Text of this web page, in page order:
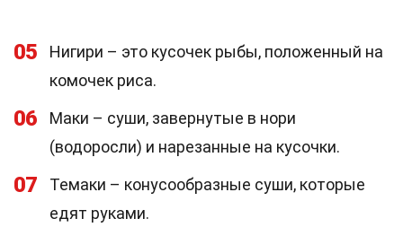
05
Нигири – это кусочек рыбы, положенный на
комочек риса.
06
Маки – суши, завернутые в нори
(водоросли) и нарезанные на кусочки.
07
Темаки – конусообразные суши, которые
едят руками.